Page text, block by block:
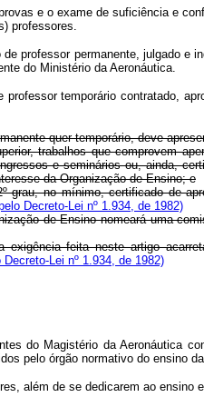
e o exame de suficiência e
professores.
de professor permanente, julgado e
do Ministério da Aeronáutica.
professor temporário contratado,
quer temporário, deve
trabalhos que comprovem
e seminários ou, ainda,
da Organização de Ensino; e
grau, no mínimo, certificado de
Decreto-Lei nº 1.934, de 1982)
de Ensino nomeará uma
exigência feita neste artigo
Decreto-Lei nº 1.934, de 1982)
do Magistério da Aeronáutica
pelo órgão normativo do ensino
além de se dedicarem ao ensino